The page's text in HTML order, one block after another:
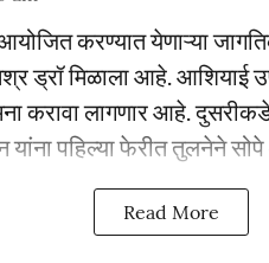
करण्यात येणाऱ्या
ड्रॉ मिळाला आहे. आशियाई
करावा लागणार आहे.
पहिल्या फेरीत तुलनेने
Read More